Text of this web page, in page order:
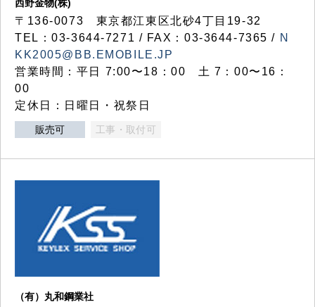
西野金物(株)
〒136-0073 東京都江東区北砂4丁目19-32
TEL：03‐3644‐7271 / FAX：03-3644-7365 / N
KK2005@BB.EMOBILE.JP
営業時間：平日 7:00〜18：00 土 7：00〜16：
00
定休日：日曜日・祝祭日
販売可 工事・取付可
（有）丸和鋼業社